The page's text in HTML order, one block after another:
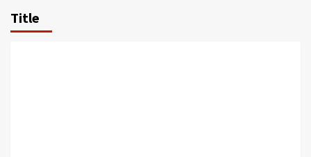
Title